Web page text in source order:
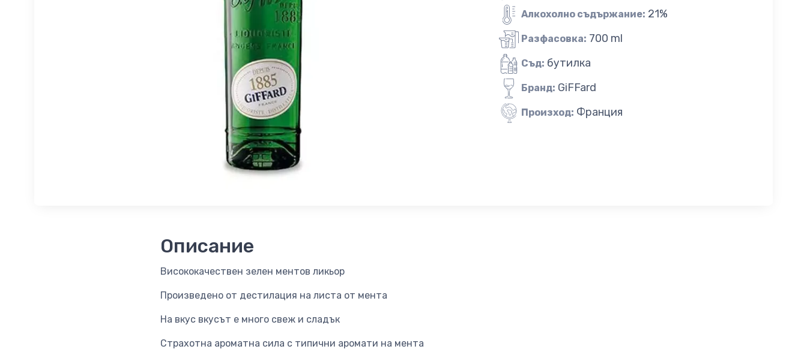
Алкохолно съдържание: 21%
Разфасовка: 700 ml
Съд: бутилка
Бранд: GiFFard
Произход: Франция
Описание
Висококачествен зелен ментов ликьор
Произведено от дестилация на листа от мента
На вкус вкусът е много свеж и сладък
Страхотна ароматна сила с типични аромати на мента